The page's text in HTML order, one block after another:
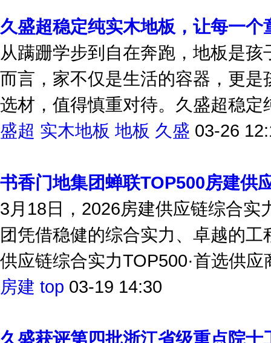
久盛超稳定纯实木地板，让每一
从蹒跚学步到自在奔跑，地板是
而言，家不仅是生活的容器，更
选材，值得慎重对待。久盛超稳
盛超 实木地板 地板 久盛
书香门地集团蝉联TOP500房建供
3月18日，2026房建供应链综合
团凭借稳健的综合实力、卓越的
供应链综合实力TOP500·首选供
房建
top